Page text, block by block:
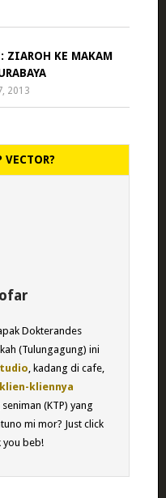
ZIAROH KE MAKAM
2013
Dokterandes
(Tulungagung) ini
, kadang di cafe,
klien-kliennya
(KTP) yang
mi mor? Just click
you beb!